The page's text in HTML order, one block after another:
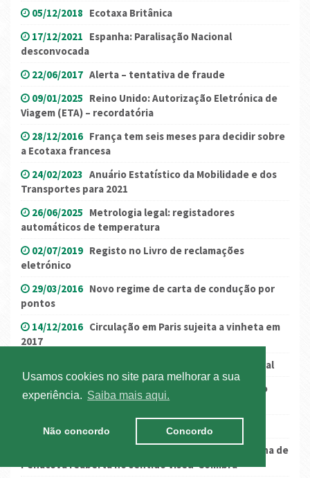
Usamos cookies no site para melhorar a sua
experiência.
Saiba mais aqui.
Não concordo Concordo
05/12/2018 Ecotaxa Britânica
17/12/2021 Espanha: Paralisação Nacional
desconvocada
22/06/2017 Alerta – tentativa de fraude
09/01/2025 Reino Unido: Autorização Eletrónica de
Viagem (ETA) – recordatória
28/12/2016 França tem seis meses para decidir sobre
a Ecotaxa francesa
24/02/2023 Anuário Estatístico da Mobilidade e dos
Transportes para 2021
26/06/2025 Metrologia legal: registadores
automáticos de temperatura
02/07/2019 Registo no Livro de reclamações
eletrónico
29/03/2016 Novo regime de carta de condução por
pontos
14/12/2016 Circulação em Paris sujeita a vinheta em
2017
Comunicação - Salário Mínimo Nacional
19/03/2018
Relatório Único 2017 - entrega até ao
final de abril
04/05/2020
Prepare o regresso ao trabalho
(ATUALIZAÇÃO) IP3: Circulação na zona de
Penacova reaberta no sentido Viseu-Coimbra